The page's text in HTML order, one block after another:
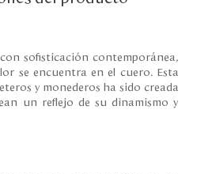
sofisticación contemporánea,
se encuentra en el cuero. Esta
y monederos ha sido creada
un reflejo de su dinamismo y